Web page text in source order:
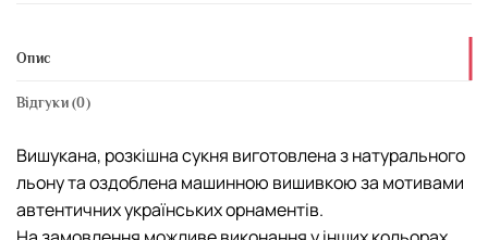
Опис
Відгуки (0)
Вишукана, розкішна сукня виготовлена з натурального
льону та оздоблена машинною вишивкою за мотивами
автентичних українських орнаментів.